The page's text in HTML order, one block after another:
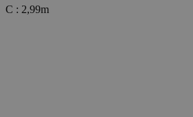
C : 2,99m